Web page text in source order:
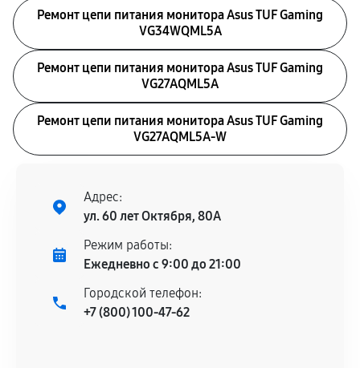
Ремонт цепи питания монитора Asus TUF Gaming
VG34WQML5A
Ремонт цепи питания монитора Asus TUF Gaming
VG27AQML5A
Ремонт цепи питания монитора Asus TUF Gaming
VG27AQML5A-W
Адрес:
ул. 60 лет Октября, 80А
Режим работы:
Ежедневно с 9:00 до 21:00
Городской телефон:
+7 (800) 100-47-62